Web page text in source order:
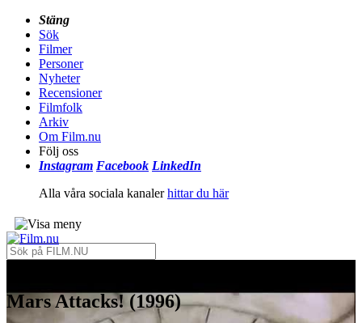
Stäng
Sök
Filmer
Personer
Nyheter
Recensioner
Filmfolk
Arkiv
Om Film.nu
Följ oss
Instagram Facebook LinkedIn
Alla våra sociala kanalerhittar du här
Mars Attacks! (1996)